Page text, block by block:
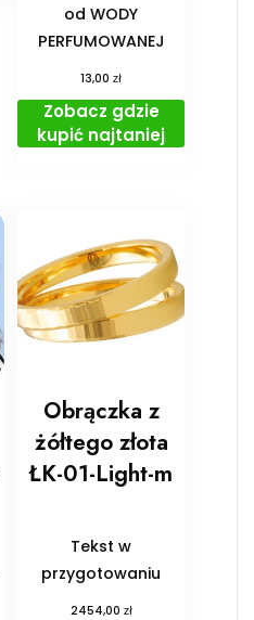
od WODY
PERFUMOWANEJ
13,00zł
Zobacz gdzie
kupić najtaniej
Obrączka z
żółtego złota
ŁK-01-Light-m
Tekst w
przygotowaniu
2454,00 zł